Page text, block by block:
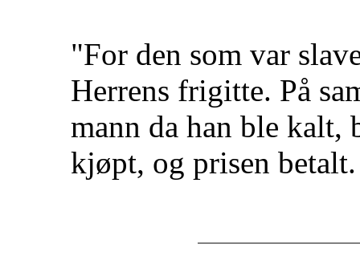
"For den som var
Herrens frigitte. På
mann da han ble
kjøpt, og prisen